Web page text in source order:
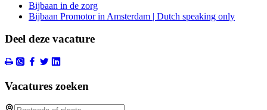
Bijbaan in de zorg
Bijbaan Promotor in Amsterdam | Dutch speaking only
Deel deze vacature
Vacatures zoeken